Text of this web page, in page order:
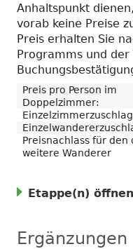
Anhaltspunkt
vorab keine Preise
Preis erhalten Sie
Programms und
Preis pro Person im
Doppelzimmer:
Einzelzimmerzuschlag
Preisnachlass für den
weitere Wanderer
Etappe(n)
Ergänzungen